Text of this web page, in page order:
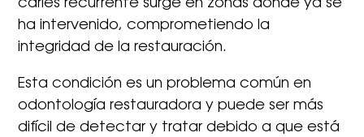
caries recurrente surge en zonas donde ya se
ha intervenido, comprometiendo la
integridad de la restauración.
Esta condición es un problema común en
odontología restauradora y puede ser más
difícil de detectar y tratar debido a que está